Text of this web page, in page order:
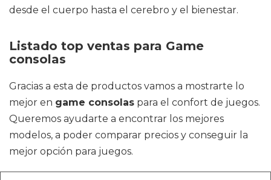
desde el cuerpo hasta el cerebro y el bienestar.
Listado top ventas para Game
consolas
Gracias a esta de productos vamos a mostrarte lo
mejor en game consolas para el confort de juegos.
Queremos ayudarte a encontrar los mejores
modelos, a poder comparar precios y conseguir la
mejor opción para juegos.